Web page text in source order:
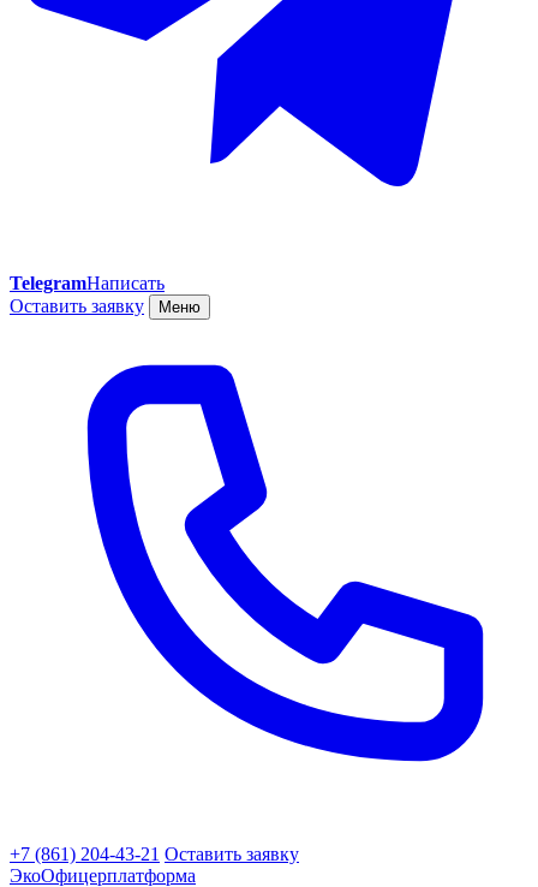
TelegramНаписать
Оставить заявку
Меню
+7 (861) 204-43-21 Оставить заявку
ЭкоОфицерплатформа